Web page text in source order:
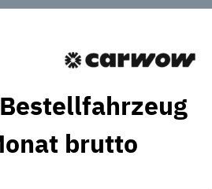
brutto